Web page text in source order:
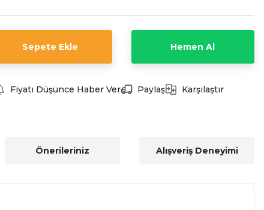
Sepete Ekle Hemen Al
Fiyatı Düşünce Haber Ver Paylaş Karşılaştır
Önerileriniz Alışveriş Deneyimi